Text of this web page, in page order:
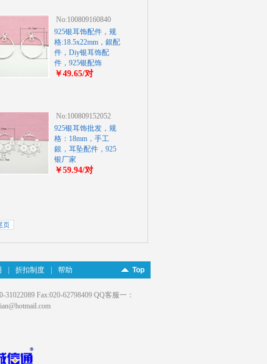
No:100809160840
925银耳饰配件，规
格:18.5x22mm，銀配
件，Diy银耳饰配
件，925银配饰
￥49.65/对
No:100809152052
925银耳饰批发，规
格：18mm，手工
銀，耳坠配件，925
银厂家
￥59.94/对
页
折扣制度 帮助 Top
Fax:020-62798409 QQ客服一：